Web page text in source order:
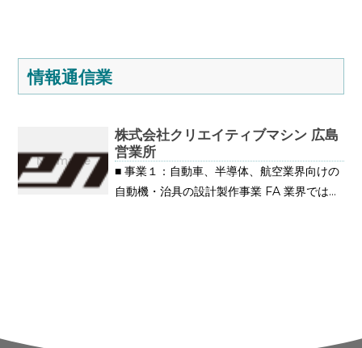
納期短縮とトータルコスト削減のお手伝い。
ため、あらゆるご要望に対応可能です。 ⒌
広島市観音でアクセス条件が良好。
情報通信業
株式会社クリエイティブマシン 広島
営業所
■ 事業１：自動車、半導体、航空業界向けの
自動機・治具の設計製作事業 FA 業界では比